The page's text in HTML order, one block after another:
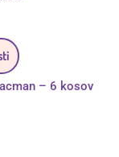
Možnosti
lahko
izberete
na
– 6 kosov